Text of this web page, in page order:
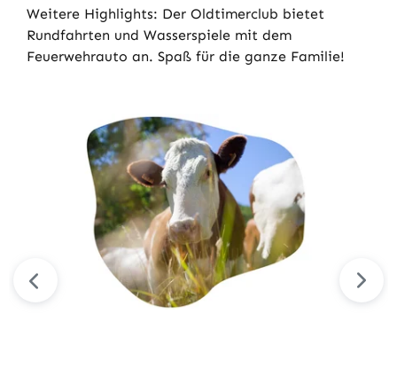
Weitere Highlights: Der Oldtimerclub bietet
Rundfahrten und Wasserspiele mit dem
Feuerwehrauto an. Spaß für die ganze Familie!
Bildergalerie überspringen